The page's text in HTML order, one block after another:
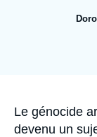
Accroche
Le génocide
devenu un